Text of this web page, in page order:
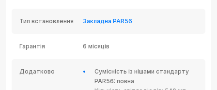
Тип встановлення Закладна PAR56
Гарантія 6 місяців
Додатково
Сумісність із нішами стандарту
PAR56: повна